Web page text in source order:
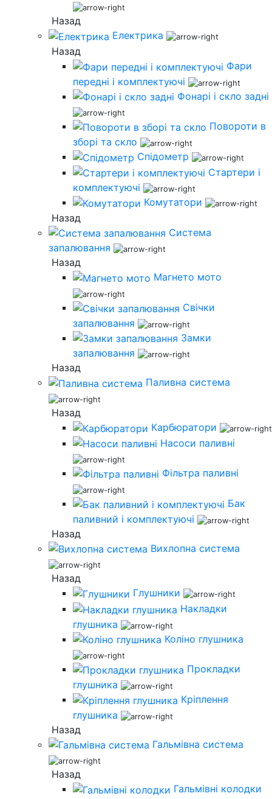
Назад
Електрика
Назад
Фари
передні і комплектуючі
Фонарі і скло задні
Повороти в
зборі та скло
Спідометр
Стартери і
комплектуючі
Комутатори
Назад
Система
запалювання
Назад
Магнето мото
Свічки
запалювання
Замки
запалювання
Назад
Паливна система
Назад
Карбюратори
Насоси паливні
Фільтра паливні
Бак
паливний і комплектуючі
Назад
Вихлопна система
Назад
Глушники
Накладки
глушника
Коліно глушника
Прокладки
глушника
Кріплення
глушника
Назад
Гальмівна система
Назад
Гальмівні колодки